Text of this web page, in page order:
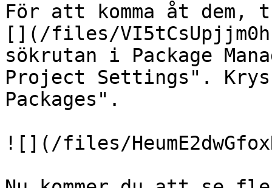
För att komma åt
[](/files/
sökrutan i Package
Project Settings".
Packages".
![](/files/